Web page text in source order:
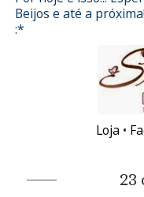
Beijos e até a próxima!
:*
Loja •
23